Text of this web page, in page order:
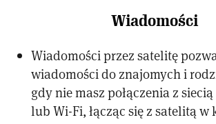
Wiadomości
Wiadomości przez satelitę
wiadomości do znajomych i
gdy nie masz połączenia z
lub Wi-Fi, łącząc się z satelitą w